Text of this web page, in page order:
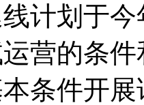
计划于
营的条
条件开